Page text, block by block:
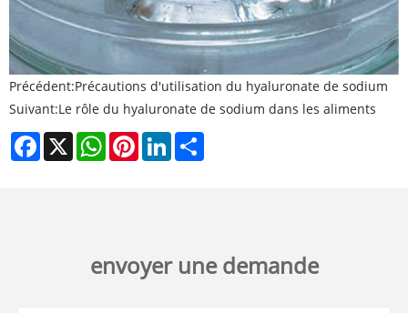
Précédent:Précautions d'utilisation du hyaluronate de sodium
Suivant:Le rôle du hyaluronate de sodium dans les aliments
Facebook
X WhatsAppPinterestLinkedIn
envoyer une demande